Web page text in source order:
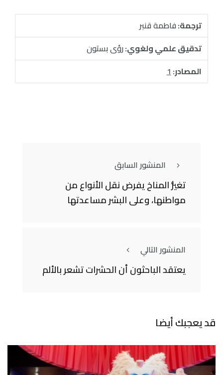
ترجمة:فاطمة قنبر
تدقيق علمي ولغوي:رؤى بستون
المصادر:1
المنشور السابق
تغيُّر المناخ يفرض نقل الأنواع من
مواطنها، وعلى البشر مساعدتها
المنشور التالي
يعتقد الباحثون أن الحشرات تشعر بالألم
قد يعجبك أيضا